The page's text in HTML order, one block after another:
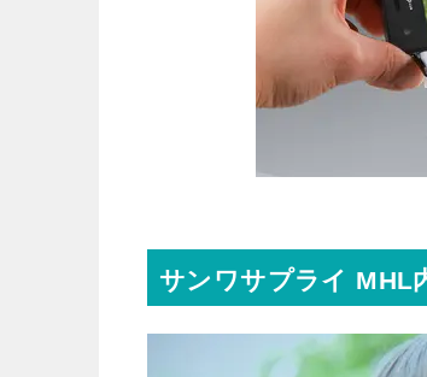
サンワサプライ MHL